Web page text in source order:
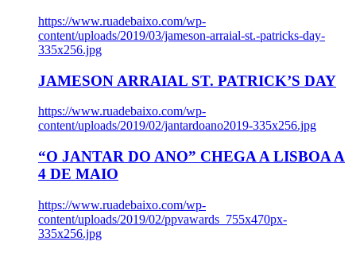
https://www.ruadebaixo.com/wp-
content/uploads/2019/03/jameson-arraial-st.-patricks-day-
335x256.jpg
JAMESON ARRAIAL ST. PATRICK’S DAY
https://www.ruadebaixo.com/wp-
content/uploads/2019/02/jantardoano2019-335x256.jpg
“O JANTAR DO ANO” CHEGA A LISBOA A
4 DE MAIO
https://www.ruadebaixo.com/wp-
content/uploads/2019/02/ppvawards_755x470px-
335x256.jpg